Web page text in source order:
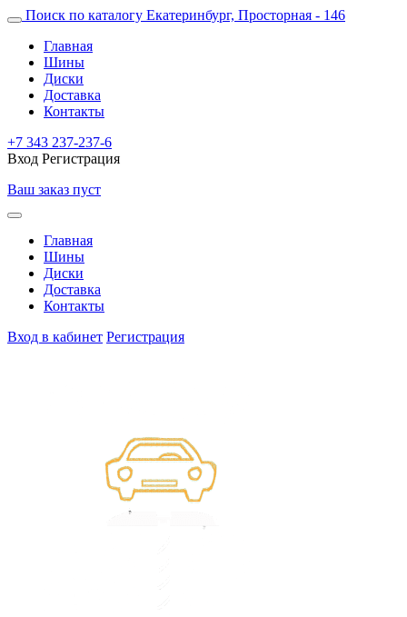
Поиск по каталогу Екатеринбург, Просторная - 146
Главная
Шины
Диски
Доставка
Контакты
+7 343 237-237-6
Вход Регистрация
Ваш заказ пуст
Главная
Шины
Диски
Доставка
Контакты
Вход в кабинет Регистрация